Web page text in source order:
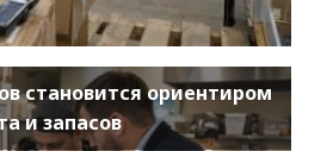
становится ориентиром
и запасов